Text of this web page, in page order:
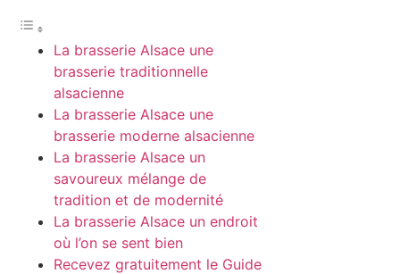
La brasserie Alsace une
brasserie traditionnelle
alsacienne
La brasserie Alsace une
brasserie moderne alsacienne
La brasserie Alsace un
savoureux mélange de
tradition et de modernité
La brasserie Alsace un endroit
où l’on se sent bien
Recevez gratuitement le Guide